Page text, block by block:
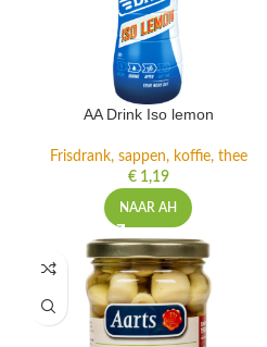
AA Drink Iso lemon
Frisdrank, sappen, koffie, thee
€1,19
NAAR AH